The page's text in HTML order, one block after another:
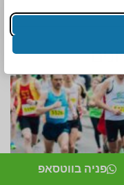
פניה בווטסאפ